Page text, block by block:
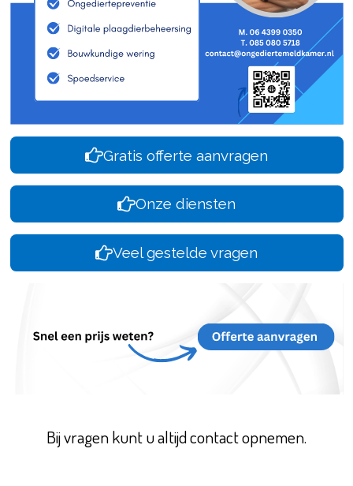
Gratis offerte aanvragen
Onze diensten
Veel gestelde vragen
Bij vragen kunt u altijd contact opnemen.